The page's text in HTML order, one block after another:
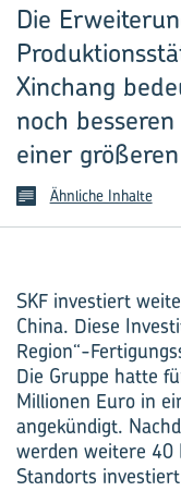
Die
Xinchang
noch
einer
Ähnliche Inhalte
SKF investiert
China. Diese
Region“-
Die Gruppe hatte
Millionen Euro in
angekündigt.
werden weitere 40
Standorts